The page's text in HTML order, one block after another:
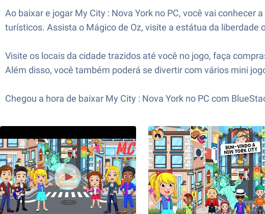
Ao baixar e jogar My City : Nova York no PC, você vai
turísticos. Assista o Mágico de Oz, visite a estátua da
Visite os locais da cidade trazidos até você no jogo, faça
Além disso, você também poderá se divertir com vários mini
Chegou a hora de baixar My City : Nova York no PC com